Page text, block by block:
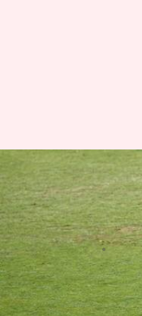
ICC रैंकिंग:
में नंबर एक
रोहित शर्मा
लेखन अंकित पसबोला Mar
क्या है खबर?